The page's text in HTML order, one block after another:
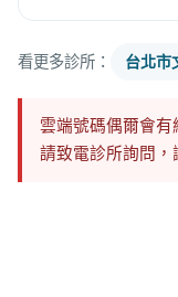
看更多診所： 台北市
雲端號碼偶爾會有
請致電診所詢問，